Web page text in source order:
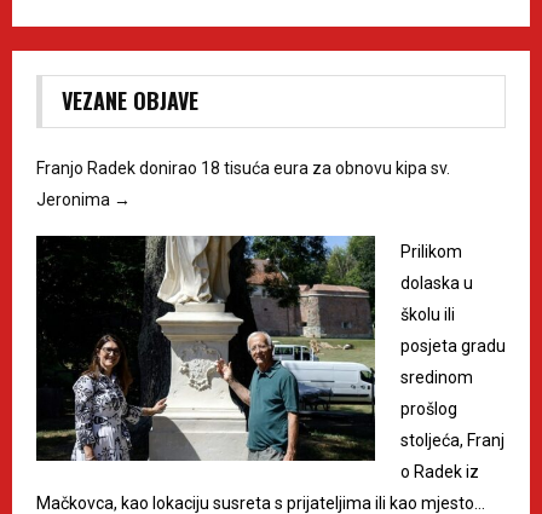
VEZANE OBJAVE
Franjo Radek donirao 18 tisuća eura za obnovu kipa sv.
Jeronima →
Prilikom
dolaska u
školu ili
posjeta gradu
sredinom
prošlog
stoljeća, Franj
o Radek iz
Mačkovca, kao lokaciju susreta s prijateljima ili kao mjesto…